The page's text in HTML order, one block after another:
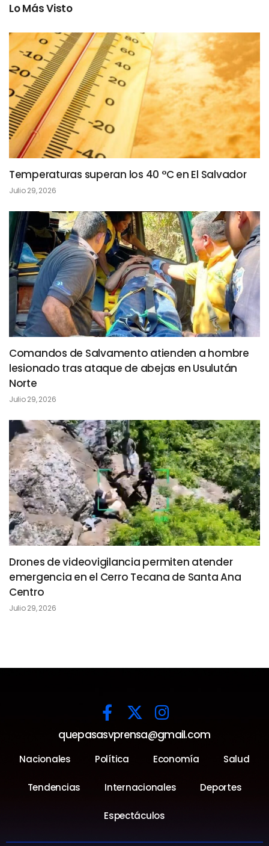
Lo Más Visto
Temperaturas superan los 40 °C en El Salvador
Julio 29, 2026
Comandos de Salvamento atienden a hombre
lesionado tras ataque de abejas en Usulután
Norte
Julio 29, 2026
Drones de videovigilancia permiten atender
emergencia en el Cerro Tecana de Santa Ana
Centro
Julio 29, 2026
quepasasvprensa@gmail.com
Nacionales Política Economía Salud
Tendencias Internacionales Deportes
Espectáculos